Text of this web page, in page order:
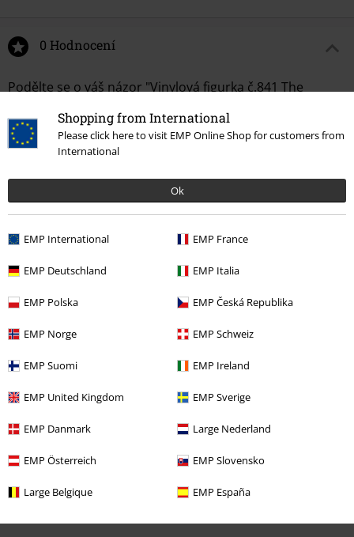
Shopping from International
Please click here to visit EMP Online Shop for customers from
International
Ok
EMP International EMP France
EMP Deutschland EMP Italia
EMP Polska EMP Česká Republika
EMP Norge EMP Schweiz
EMP Suomi EMP Ireland
EMP United Kingdom EMP Sverige
EMP Danmark Large Nederland
EMP Österreich EMP Slovensko
Large Belgique EMP España
0 Hodnocení
Podělte se o váš názor "Vinylová figurka č.841 The
Napsat hodnocení
More categories. More options.
Mandalorian
Figurky